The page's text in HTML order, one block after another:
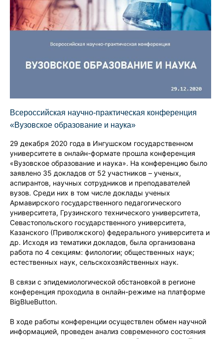
Всероссийская научно-практическая конференция
«Вузовское образование и наука»
29 декабря 2020 года в Ингушском государственном
университете в онлайн-формате прошла конференция
«Вузовское образование и наука». На конференцию было
заявлено 35 докладов от 52 участников – ученых,
аспирантов, научных сотрудников и преподавателей
вузов. Среди них в том числе доклады ученых
Армавирского государственного педагогического
университета, Грузинского технического университета,
Севастопольского государственного университета,
Казанского (Приволжского) федерального университета и
др. Исходя из тематики докладов, была организована
работа по 4 секциям: филологии; общественных наук;
естественных наук, сельскохозяйственных наук.
В связи с эпидемиологической обстановкой в регионе
конференция проходила в онлайн-режиме на платформе
BigBlueButton.
В ходе работы конференции осуществлен обмен научной
информацией, проведен анализ современного состояния